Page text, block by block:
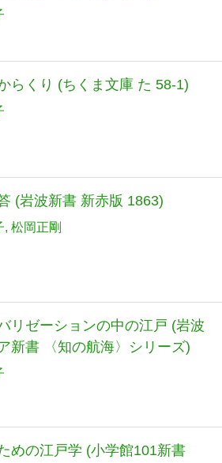
らくり (ちくま文庫 た 58-1)
(岩波新書 新赤版 1863)
松岡正剛
リゼーションの中の江戸 (岩波
新書 〈知の航海〉シリーズ)
めの江戸学 (小学館101新書